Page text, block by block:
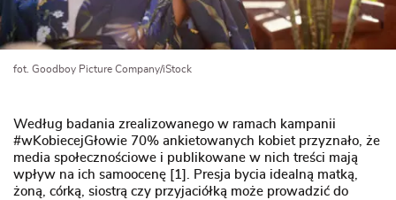
fot. Goodboy Picture Company/iStock
Według badania zrealizowanego w ramach kampanii
#wKobiecejGłowie 70% ankietowanych kobiet przyznało, że
media społecznościowe i publikowane w nich treści mają
wpływ na ich samoocenę [1]. Presja bycia idealną matką,
żoną, córką, siostrą czy przyjaciółką może prowadzić do